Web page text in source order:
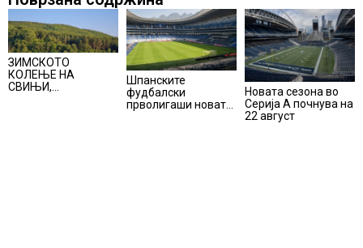
ЗИМСКОТО
КОЛЕЊЕ НА
СВИЊИ,
Шпанските
фудбалски
прволигаши новата
Новата сезона во
Серија А почнува на
22 август